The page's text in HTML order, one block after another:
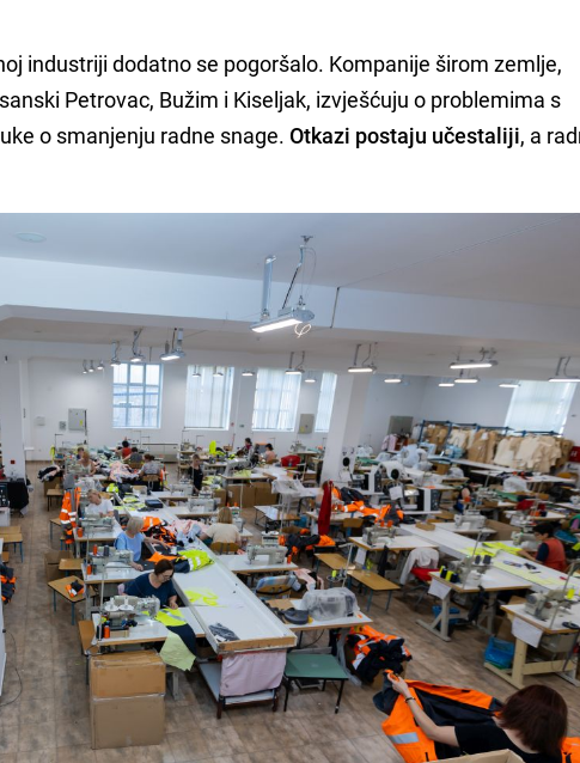
industriji dodatno se pogoršalo. Kompanije širom zemlje,
Petrovac, Bužim i Kiseljak, izvješćuju o problemima s
o smanjenju radne snage.Otkazi postaju učestaliji, a